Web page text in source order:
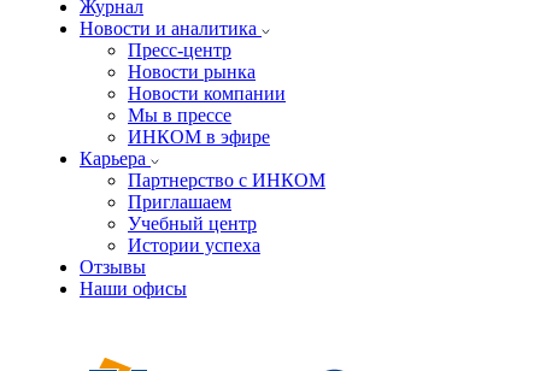
Журнал
Новости и аналитика
Пресс-центр
Новости рынка
Новости компании
Мы в прессе
ИНКОМ в эфире
Карьера
Партнерство с ИНКОМ
Приглашаем
Учебный центр
Истории успеха
Отзывы
Наши офисы